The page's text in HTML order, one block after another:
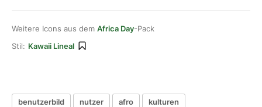
Weitere Icons aus dem Africa Day-Pack
Stil: Kawaii Lineal
benutzerbild nutzer afro
kulturen